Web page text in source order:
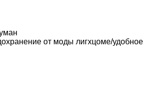
от моды лигхцоме/удобное